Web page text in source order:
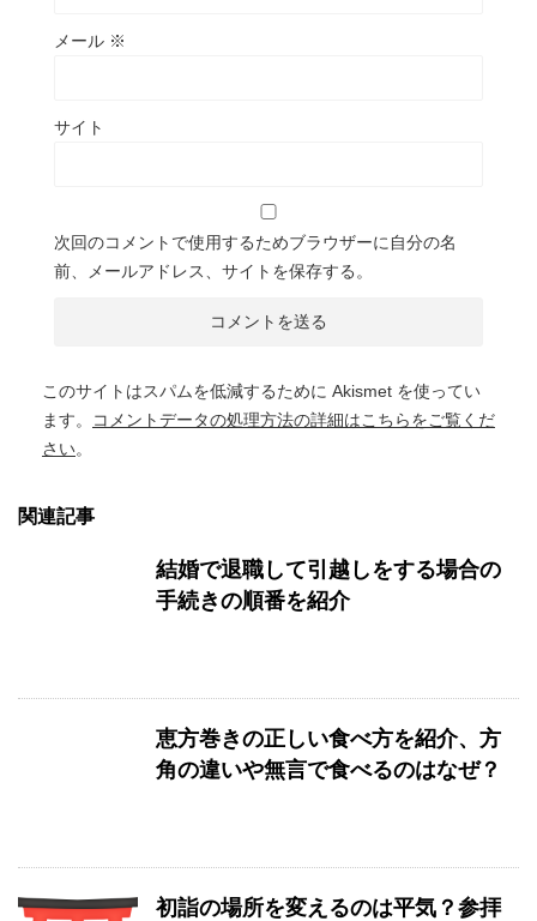
メール ※
サイト
次回のコメントで使用するためブラウザーに自分の名
前、メールアドレス、サイトを保存する。
このサイトはスパムを低減するために Akismet を使ってい
ます。
コメントデータの処理方法の詳細はこちらをご覧くだ
さい。
関連記事
結婚で退職して引越しをする場合の
手続きの順番を紹介
恵方巻きの正しい食べ方を紹介、方
角の違いや無言で食べるのはなぜ？
初詣の場所を変えるのは平気？参拝